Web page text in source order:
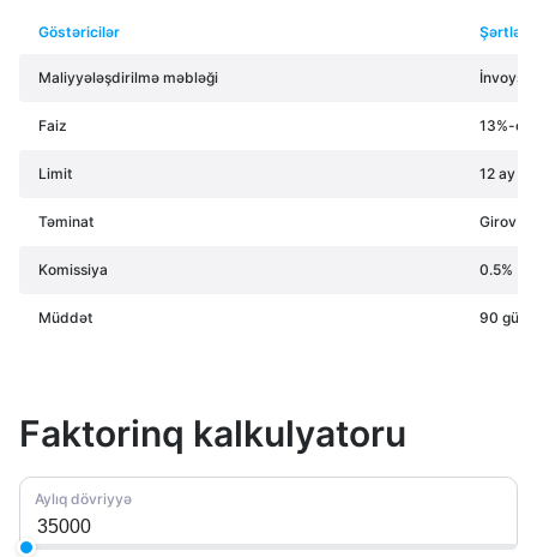
Göstəricilər Şərtlər
Maliyyələşdirilmə məbləği
Faiz 13%-
Limit 12 ay
Təminat Girov
Komissiya 0.5%
Müddət 90
Faktorinq kalkulyatoru
Aylıq dövriyyə